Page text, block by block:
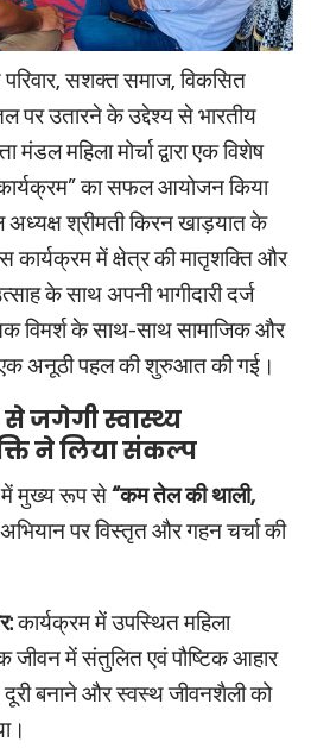
परिवार, सशक्त समाज, विकसित
पर उतारने के उद्देश्य से भारतीय
मंडल महिला मोर्चा द्वारा एक विशेष
का सफल आयोजन किया
अध्यक्ष श्रीमती किरन खाड़यात के
में क्षेत्र की मातृशक्ति और
के साथ अपनी भागीदारी दर्ज
विमर्श के साथ-साथ सामाजिक और
एक अनूठी पहल की शुरुआत की गई।
जगेगी स्वास्थ्य
ने लिया संकल्प
में मुख्य रूप से “कम तेल की थाली,
अभियान पर विस्तृत और गहन चर्चा की
कार्यक्रम में उपस्थित महिला
जीवन में संतुलित एवं पौष्टिक आहार
बनाने और स्वस्थ जीवनशैली को